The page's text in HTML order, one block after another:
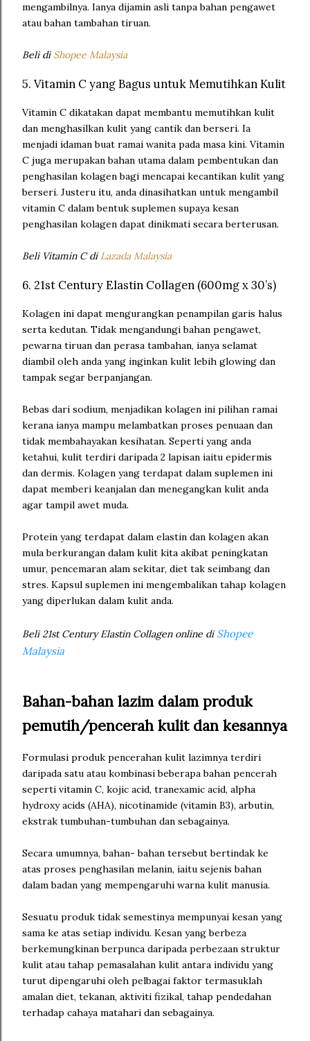
mengambilnya. Ianya dijamin asli tanpa bahan pengawet
atau bahan tambahan tiruan.
Beli di Shopee Malaysia
5. Vitamin C yang Bagus untuk Memutihkan Kulit
Vitamin C dikatakan dapat membantu memutihkan kulit
dan menghasilkan kulit yang cantik dan berseri. Ia
menjadi idaman buat ramai wanita pada masa kini. Vitamin
C juga merupakan bahan utama dalam pembentukan dan
penghasilan kolagen bagi mencapai kecantikan kulit yang
berseri. Justeru itu, anda dinasihatkan untuk mengambil
vitamin C dalam bentuk suplemen supaya kesan
penghasilan kolagen dapat dinikmati secara berterusan.
Beli Vitamin C di Lazada Malaysia
6. 21st Century Elastin Collagen (600mg x 30’s)
Kolagen ini dapat mengurangkan penampilan garis halus
serta kedutan. Tidak mengandungi bahan pengawet,
pewarna tiruan dan perasa tambahan, ianya selamat
diambil oleh anda yang inginkan kulit lebih glowing dan
tampak segar berpanjangan.
Bebas dari sodium, menjadikan kolagen ini pilihan ramai
kerana ianya mampu melambatkan proses penuaan dan
tidak membahayakan kesihatan. Seperti yang anda
ketahui, kulit terdiri daripada 2 lapisan iaitu epidermis
dan dermis. Kolagen yang terdapat dalam suplemen ini
dapat memberi keanjalan dan menegangkan kulit anda
agar tampil awet muda.
Protein yang terdapat dalam elastin dan kolagen akan
mula berkurangan dalam kulit kita akibat peningkatan
umur, pencemaran alam sekitar, diet tak seimbang dan
stres. Kapsul suplemen ini mengembalikan tahap kolagen
yang diperlukan dalam kulit anda.
Beli 21st Century Elastin Collagen online di Shopee
Malaysia
Bahan-bahan lazim dalam produk
pemutih/pencerah kulit dan kesannya
Formulasi produk pencerahan kulit lazimnya terdiri
daripada satu atau kombinasi beberapa bahan pencerah
seperti vitamin C, kojic acid, tranexamic acid, alpha
hydroxy acids (AHA), nicotinamide (vitamin B3), arbutin,
ekstrak tumbuhan-tumbuhan dan sebagainya.
Secara umumnya, bahan- bahan tersebut bertindak ke
atas proses penghasilan melanin, iaitu sejenis bahan
dalam badan yang mempengaruhi warna kulit manusia.
Sesuatu produk tidak semestinya mempunyai kesan yang
sama ke atas setiap individu. Kesan yang berbeza
berkemungkinan berpunca daripada perbezaan struktur
kulit atau tahap pemasalahan kulit antara individu yang
turut dipengaruhi oleh pelbagai faktor termasuklah
amalan diet, tekanan, aktiviti fizikal, tahap pendedahan
terhadap cahaya matahari dan sebagainya.